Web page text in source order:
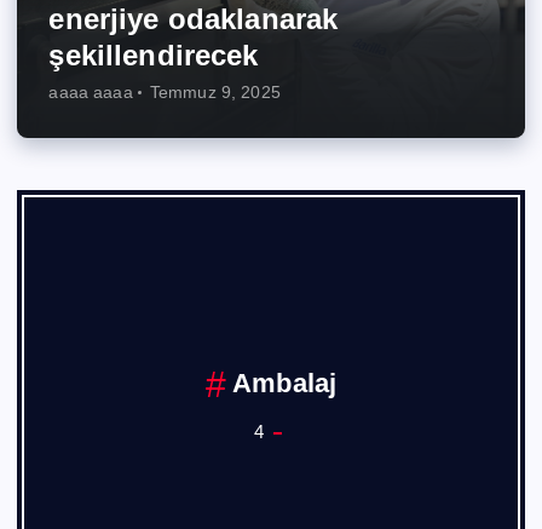
enerjiye odaklanarak
şekillendirecek
aaaa aaaa Temmuz 9, 2025
Ambalaj
4